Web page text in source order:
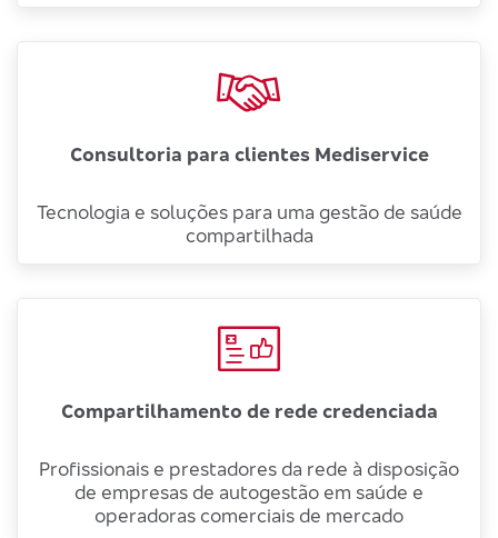
Consultoria para clientes Mediservice
Tecnologia e soluções para uma gestão de saúde
compartilhada
Compartilhamento de rede credenciada
Profissionais e prestadores da rede à disposição
de empresas de autogestão em saúde e
operadoras comerciais de mercado